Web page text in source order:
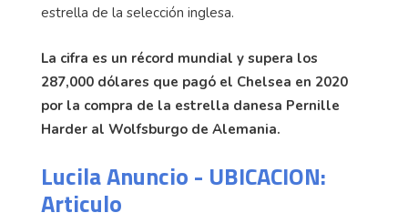
estrella de la selección inglesa.
La cifra es un récord mundial y supera los
287,000 dólares que pagó el Chelsea en 2020
por la compra de la estrella danesa Pernille
Harder al Wolfsburgo de Alemania.
Lucila Anuncio - UBICACION:
Articulo